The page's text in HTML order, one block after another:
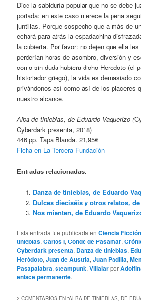
Dice la sabiduría popular que no se debe
portada: en este caso merece la pena
juntillas. Porque sospecho que a más de
echará para atrás la espadachina
la cubierta. Por favor: no dejen que ella
perderían horas de asombro, diversión y
como sin duda hubiera dicho Herodoto (el
historiador griego), la vida es demasiado
privándonos así como así de los placeres
nuestro alcance.
Alba de tinieblas, de Eduardo Vaquerizo (
Cyberdark presenta, 2018)
446 pp. Tapa Blanda. 21,95€
Ficha en La Tercera Fundación
Entradas relacionadas:
Danza de tinieblas, de Eduardo
Dulces dieciséis y otros relatos,
Nos mienten, de Eduardo
Esta entrada fue publicada enCiencia Ficción
tinieblas,Carlos I,Conde de Pasamar,
Cyberdark presenta, Danza de tinieblas,
Heródoto,Juan de Austria,Juan Padilla,
Pasapalabra,steampunk,Villalarpor
enlace permanente.
2 COMENTARIOS EN “ALBA DE TINIEBLAS, DE